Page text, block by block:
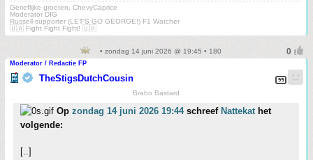
Gerieflijke groeten, ChevyCaprice
Moderator DIG
Russell-supporter (LET'S GO GEORGE!) F1 Watcher
🇺🇦 Fight Fight Fight! 🇺🇦
• zondag 14 juni 2026 @ 19:45 • 180
Moderator / Redactie FP
TheStigsDutchCousin
Brabo Bastard
Op zondag 14 juni 2026 19:44schreef Nattekathet
volgende:
[..]